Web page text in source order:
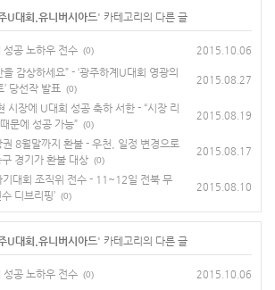
U대회.유니버시아드' 카테고리의 다른 글
공 노하우 전수 (0) 2015.10.06
감상하세요” - ‘광주하계U대회 영광의
당선작 발표
(0)
2015.08.27
시장에 U대회 성공 축하 서한 - “시장 리
문에 성공 가능” (0)
2015.08.19
8월말까지 환불 - 우천, 일정 변경으로
경기가 환불 대상 (0)
2015.08.17
대회 조직위 전수 - 11~12일 전북 무
디브리핑’ (0)
2015.08.10
U대회.유니버시아드' 카테고리의 다른 글
공 노하우 전수 (0) 2015.10.06